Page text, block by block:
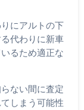
にアルトの下
代わりに新車
るため適正な
ない間に査定
しまう可能性